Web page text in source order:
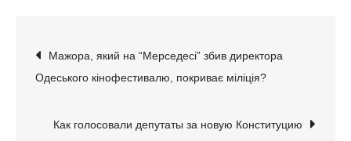
Навігація
записів
Мажора, який на “Мерседесі” збив директора
Одеського кінофестивалю, покриває міліція?
Как голосовали депутаты за новую Конституцию